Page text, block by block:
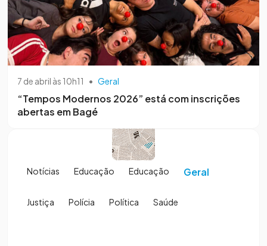
7 de abril às 10h11 • Geral
“Tempos Modernos 2026” está com inscrições
abertas em Bagé
Notícias Educação Educação Geral
Justiça Polícia Política Saúde